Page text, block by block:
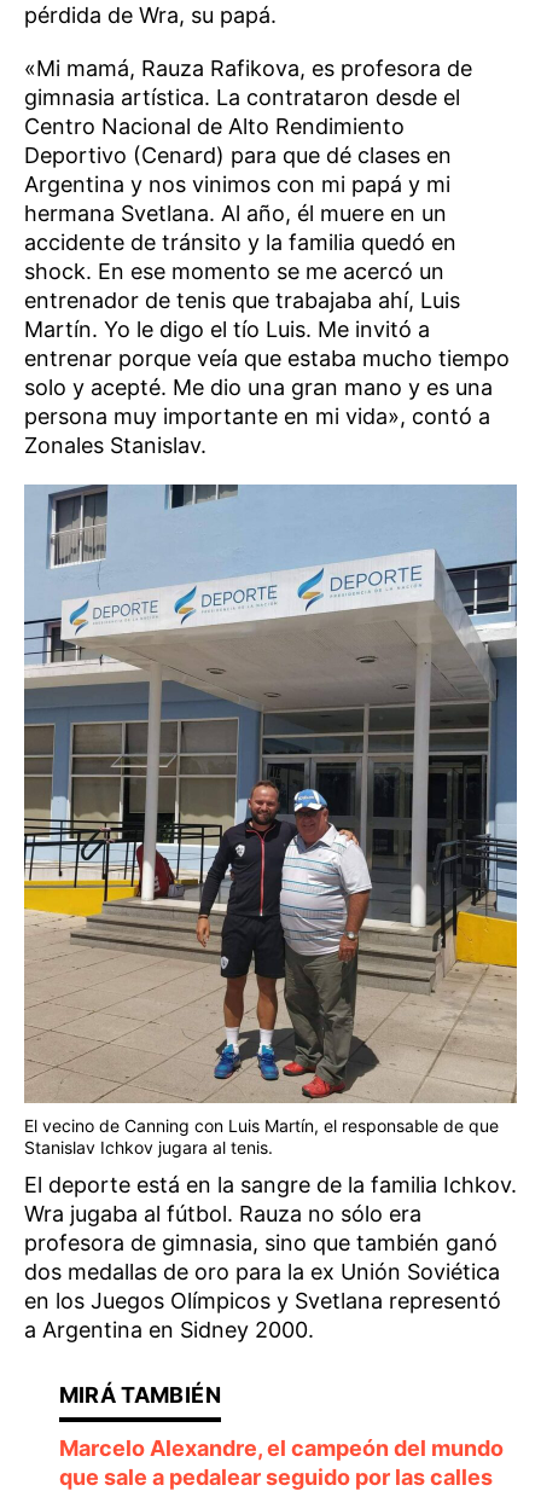
pérdida de Wra, su papá.
«Mi mamá, Rauza Rafikova, es profesora de
gimnasia artística. La contrataron desde el
Centro Nacional de Alto Rendimiento
Deportivo (Cenard) para que dé clases en
Argentina y nos vinimos con mi papá y mi
hermana Svetlana. Al año, él muere en un
accidente de tránsito y la familia quedó en
shock. En ese momento se me acercó un
entrenador de tenis que trabajaba ahí, Luis
Martín. Yo le digo el tío Luis. Me invitó a
entrenar porque veía que estaba mucho tiempo
solo y acepté. Me dio una gran mano y es una
persona muy importante en mi vida», contó a
Zonales Stanislav.
El vecino de Canning con Luis Martín, el responsable de que
Stanislav Ichkov jugara al tenis.
El deporte está en la sangre de la familia Ichkov.
Wra jugaba al fútbol. Rauza no sólo era
profesora de gimnasia, sino que también ganó
dos medallas de oro para la ex Unión Soviética
en los Juegos Olímpicos y Svetlana representó
a Argentina en Sidney 2000.
Marcelo Alexandre, el campeón del mundo
que sale a pedalear seguido por las calles